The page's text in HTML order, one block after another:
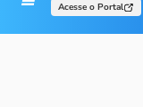
Acesse o Portal